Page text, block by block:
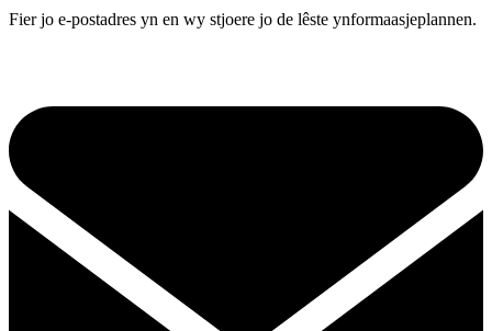
Fier jo e-postadres yn en wy stjoere jo de lêste ynformaasjeplannen.